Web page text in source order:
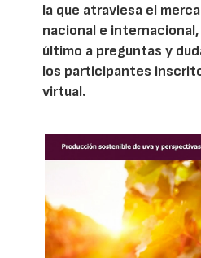
la que atraviesa el
nacional e
último a preguntas y
los participantes
virtual.